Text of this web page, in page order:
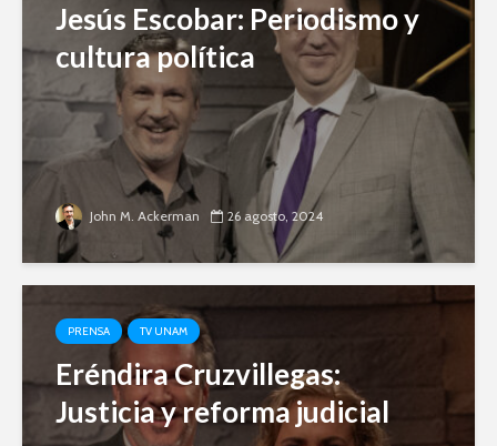
Jesús Escobar: Periodismo y
cultura política
John M. Ackerman 26 agosto, 2024
PRENSA TV UNAM
Eréndira Cruzvillegas:
Justicia y reforma judicial